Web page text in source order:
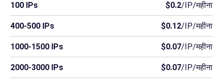
100 IPs $0.2/IP/महीना
400-500 IPs $0.12/IP/महीना
1000-1500 IPs $0.07/IP/महीना
2000-3000 IPs $0.07/IP/महीना